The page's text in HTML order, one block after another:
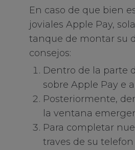
En caso de que bien
joviales Apple Pay,
tanque de montar su
consejos:
Dentro de la parte
sobre Apple Pay e
Posteriormente,
la ventana
Para completar
traves de su